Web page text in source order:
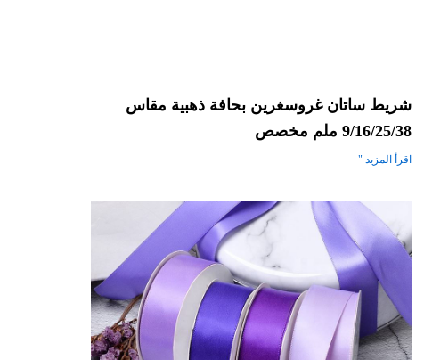
شريط ساتان غروسغرين بحافة ذهبية مقاس
9/16/25/38 ملم مخصص
اقرأ المزيد "